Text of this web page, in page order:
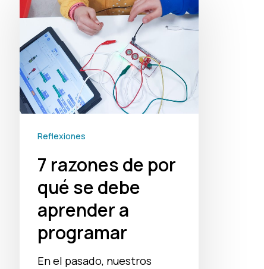
razones
por
qué
se
debe
programar
Reflexiones
7 razones de por
qué se debe
aprender a
programar
En el pasado, nuestros